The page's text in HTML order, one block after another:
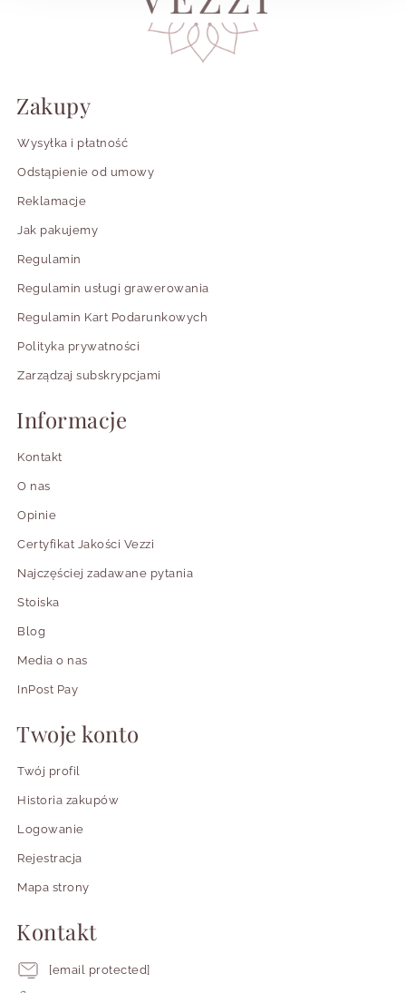
Zakupy
Wysyłka i płatność
Odstąpienie od umowy
Reklamacje
Jak pakujemy
Regulamin
Regulamin usługi grawerowania
Regulamin Kart Podarunkowych
Polityka prywatności
Zarządzaj subskrypcjami
Informacje
Kontakt
O nas
Opinie
Certyfikat Jakości Vezzi
Najczęściej zadawane pytania
Stoiska
Blog
Media o nas
InPost Pay
Twoje konto
Twój profil
Historia zakupów
Logowanie
Rejestracja
Mapa strony
Kontakt
[email protected]